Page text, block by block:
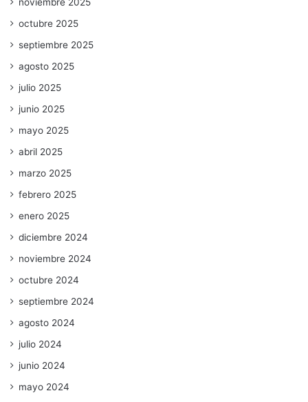
noviembre 2025
octubre 2025
septiembre 2025
agosto 2025
julio 2025
junio 2025
mayo 2025
abril 2025
marzo 2025
febrero 2025
enero 2025
diciembre 2024
noviembre 2024
octubre 2024
septiembre 2024
agosto 2024
julio 2024
junio 2024
mayo 2024